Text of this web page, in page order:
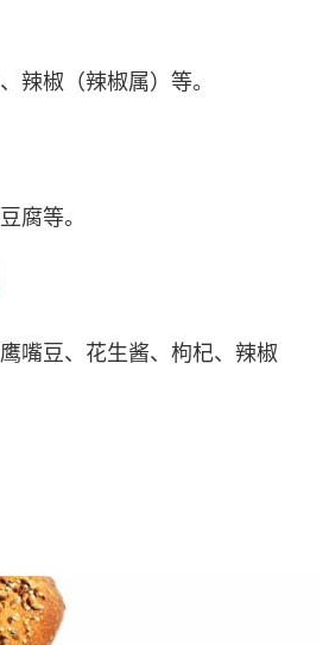
辣椒（辣椒属）等。
腐等。
嘴豆、花生酱、枸杞、辣椒